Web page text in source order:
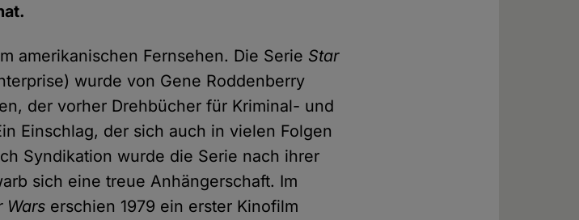
amerikanischen Fernsehen. Die Serie Star
wurde von Gene Roddenberry
der vorher Drehbücher für Kriminal- und
Einschlag, der sich auch in vielen Folgen
Syndikation wurde die Serie nach ihrer
sich eine treue Anhängerschaft. Im
Wars erschien 1979 ein erster Kinofilm